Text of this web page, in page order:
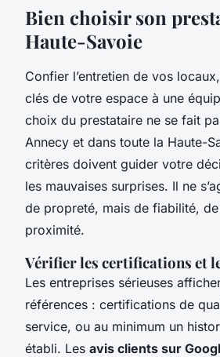
Bien choisir son
Haute-Savoie
Confier l’entretien de vos
clés de votre espace à une
choix du prestataire ne se fait
Annecy et dans toute la Haute-
critères doivent guider votre
les mauvaises surprises. Il ne
de propreté, mais de fiabilité,
proximité.
Vérifier les certifications et
Les entreprises sérieuses
références : certifications de
service, ou au minimum un
établi. Les avis clients sur